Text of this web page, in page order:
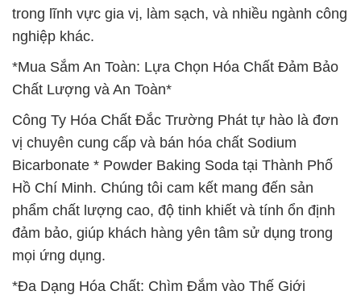
trong lĩnh vực gia vị, làm sạch, và nhiều ngành công
nghiệp khác.
*Mua Sắm An Toàn: Lựa Chọn Hóa Chất Đảm Bảo
Chất Lượng và An Toàn*
Công Ty Hóa Chất Đắc Trường Phát tự hào là đơn
vị chuyên cung cấp và bán hóa chất Sodium
Bicarbonate * Powder Baking Soda tại Thành Phố
Hồ Chí Minh. Chúng tôi cam kết mang đến sản
phẩm chất lượng cao, độ tinh khiết và tính ổn định
đảm bảo, giúp khách hàng yên tâm sử dụng trong
mọi ứng dụng.
*Đa Dạng Hóa Chất: Chìm Đắm vào Thế Giới